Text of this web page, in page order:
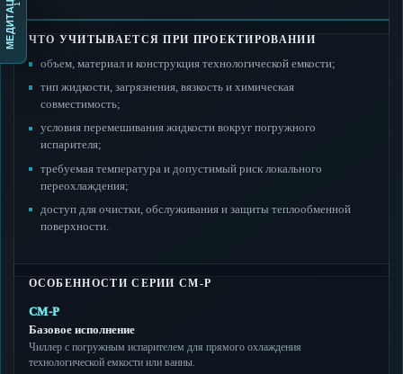
ЧТО УЧИТЫВАЕТСЯ ПРИ ПРОЕКТИРОВАНИИ
объем, материал и конструкция технологической емкости;
тип жидкости, загрязнения, вязкость и химическая
совместимость;
условия перемешивания жидкости вокруг погружного
испарителя;
требуемая температура и допустимый риск локального
переохлаждения;
доступ для очистки, обслуживания и защиты теплообменной
поверхности.
ОСОБЕННОСТИ СЕРИИ CM-P
CM-P
Базовое исполнение
Чиллер с погружным испарителем для прямого охлаждения
технологической емкости или ванны.
МЕДИТАЦИЯ